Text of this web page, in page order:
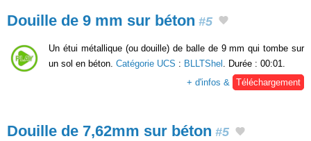
Douille de 9 mm sur béton #5
Un étui métallique (ou douille) de balle de 9 mm qui tombe sur
un sol en béton. Catégorie UCS : BLLTShel . Durée : 00:01.
+ d'infos & Téléchargement
Douille de 7,62mm sur béton #5